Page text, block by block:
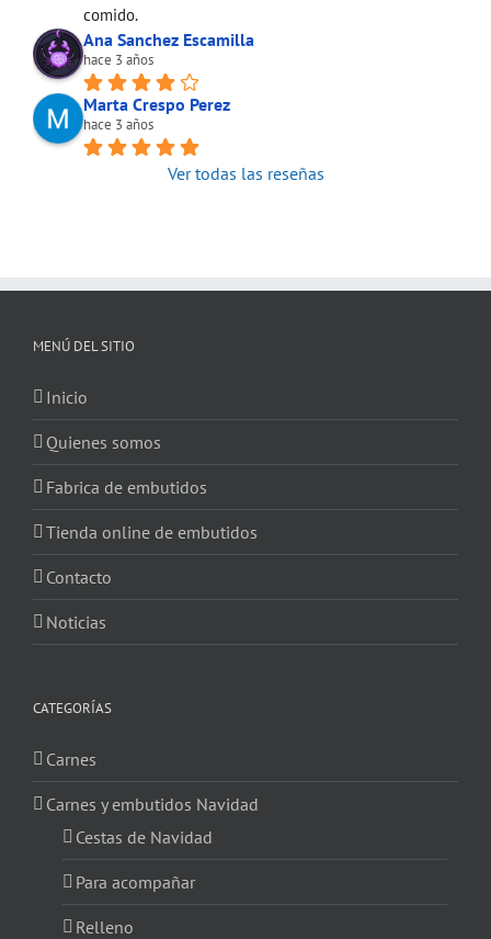
comido.
Ana Sanchez Escamilla
hace 3 años
Marta Crespo Perez
hace 3 años
Ver todas las reseñas
MENÚ DEL SITIO
Inicio
Quienes somos
Fabrica de embutidos
Tienda online de embutidos
Contacto
Noticias
CATEGORÍAS
Carnes
Carnes y embutidos Navidad
Cestas de Navidad
Para acompañar
Relleno